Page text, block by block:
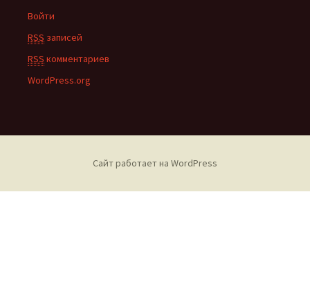
Войти
RSS записей
RSS комментариев
WordPress.org
Сайт работает на WordPress